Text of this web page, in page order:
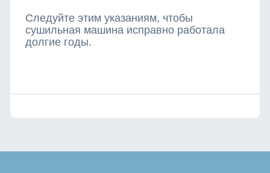
Следуйте этим указаниям, чтобы
сушильная машина исправно работала
долгие годы.